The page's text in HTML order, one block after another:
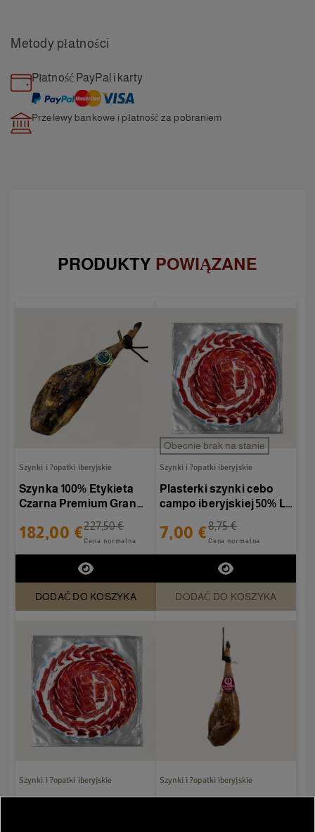
Metody płatności
Płatność PayPal i karty
Przelewy bankowe i płatność za pobraniem
PRODUKTY POWIĄZANE
Szynki i ?opatki iberyjskie
Szynka 100% Etykieta
Czarna Premium Gran
182,00 €227,50 €
Cena normalna
DODAĆ DO KOSZYKA
Obecnie brak na stanie
Szynki i ?opatki iberyjskie
Plasterki szynki cebo
campo iberyjskiej 50% La
7,00 €8,75 €
Cena normalna
DODAĆ DO KOSZYKA
Szynki i ?opatki iberyjskie
Loncheado jamón
Szynki i ?opatki iberyjskie
Jamón Ibérico de Cebo